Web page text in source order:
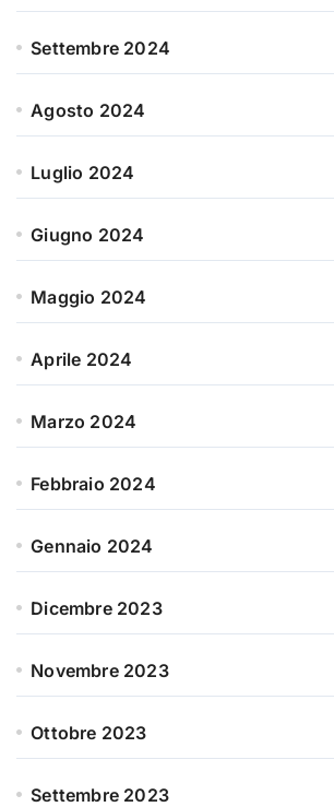
Settembre 2024
Agosto 2024
Luglio 2024
Giugno 2024
Maggio 2024
Aprile 2024
Marzo 2024
Febbraio 2024
Gennaio 2024
Dicembre 2023
Novembre 2023
Ottobre 2023
Settembre 2023